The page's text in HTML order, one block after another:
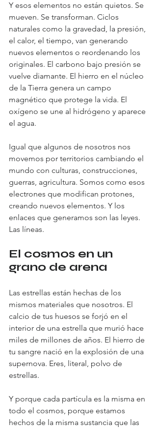
Y esos elementos no están quietos. Se
mueven. Se transforman. Ciclos
naturales como la gravedad, la presión,
el calor, el tiempo, van generando
nuevos elementos o reordenando los
originales. El carbono bajo presión se
vuelve diamante. El hierro en el núcleo
de la Tierra genera un campo
magnético que protege la vida. El
oxígeno se une al hidrógeno y aparece
el agua.
Igual que algunos de nosotros nos
movemos por territorios cambiando el
mundo con culturas, construcciones,
guerras, agricultura. Somos como esos
electrones que modifican protones,
creando nuevos elementos. Y los
enlaces que generamos son las leyes.
Las líneas.
El cosmos en un
grano de arena
Las estrellas están hechas de los
mismos materiales que nosotros. El
calcio de tus huesos se forjó en el
interior de una estrella que murió hace
miles de millones de años. El hierro de
tu sangre nació en la explosión de una
supernova. Eres, literal, polvo de
estrellas.
Y porque cada partícula es la misma en
todo el cosmos, porque estamos
hechos de la misma sustancia que las